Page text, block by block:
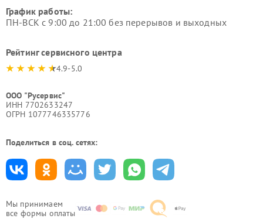
Мы принимаем
все формы оплаты
График работы:
ПН-ВСК с 9:00 до 21:00 без перерывов и выходных
Рейтинг сервисного центра
4.9-5.0
ООО "Русервис"
ИНН 7702633247
ОГРН 1077746335776
Поделиться в соц. сетях: